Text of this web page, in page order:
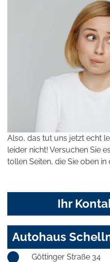
Also, das tut uns jetzt echt
leider nicht! Versuchen Sie
tollen Seiten, die Sie oben
Ihr
Autohaus
Göttinger Straße 34